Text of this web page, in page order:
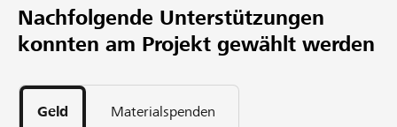
CHF 20’000
Wunschbetrag
Unterstützung
Nachfolgende Unterstützungen
konnten am Projekt gewählt werden
Geld Materialspenden